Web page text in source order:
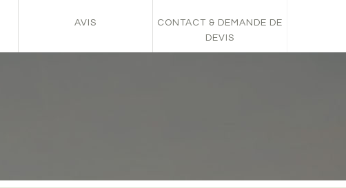
AVIS
CONTACT & DEMANDE DE
DEVIS